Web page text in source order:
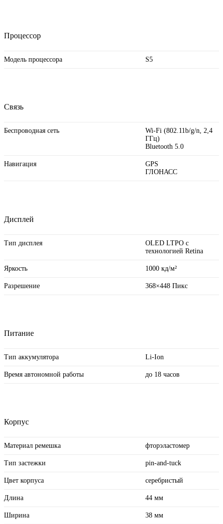
Процессор
Модель процессора S5
Связь
Беспроводная сеть
Wi-Fi (802.11b/ g/ n, 2,4
ГГц)
Bluetooth 5.0
Навигация
GPS
ГЛОНАСС
Дисплей
Тип дисплея
OLED LTPO с
технологией Retina
Яркость 1000 кд/ м²
Разрешение 368×448 Пикс
Питание
Тип аккумулятора Li-Ion
Время автономной работы до 18 часов
Корпус
Материал ремешка фторэластомер
Тип застежки pin-and-tuck
Цвет корпуса серебристый
Длина 44 мм
Ширина 38 мм